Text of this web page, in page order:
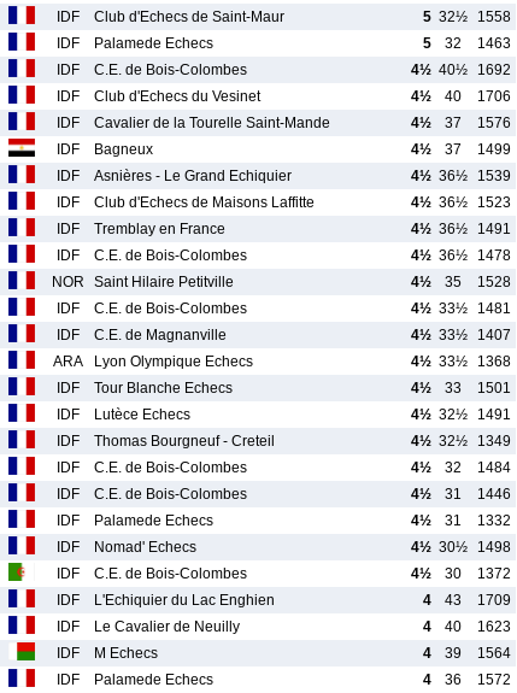
IDF Club d'Echecs de Saint-Maur 5 32½
1558
IDF Palamede Echecs 5 32
1463
IDF C.E. de Bois-Colombes 4½ 40½
1692
IDF Club d'Echecs du Vesinet 4½ 40
1706
IDF Cavalier de la Tourelle Saint-Mande 4½ 37
1576
IDF Bagneux 4½ 37
1499
IDF Asnières - Le Grand Echiquier 4½ 36½
1539
IDF Club d'Echecs de Maisons Laffitte 4½ 36½
1523
IDF Tremblay en France 4½ 36½
1491
IDF C.E. de Bois-Colombes 4½ 36½
1478
NOR Saint Hilaire Petitville 4½ 35
1528
IDF C.E. de Bois-Colombes 4½ 33½
1481
IDF C.E. de Magnanville 4½ 33½
1407
ARA Lyon Olympique Echecs 4½ 33½
1368
IDF Tour Blanche Echecs 4½ 33
1501
IDF Lutèce Echecs 4½ 32½
1491
IDF Thomas Bourgneuf - Creteil 4½ 32½
1349
IDF C.E. de Bois-Colombes 4½ 32
1484
IDF C.E. de Bois-Colombes 4½ 31
1446
IDF Palamede Echecs 4½ 31
1332
IDF Nomad' Echecs 4½ 30½
1498
IDF C.E. de Bois-Colombes 4½ 30
1372
IDF L'Echiquier du Lac Enghien 4 43
1709
IDF Le Cavalier de Neuilly 4 40
1623
IDF M Echecs 4 39
1564
IDF Palamede Echecs 4 36
1572